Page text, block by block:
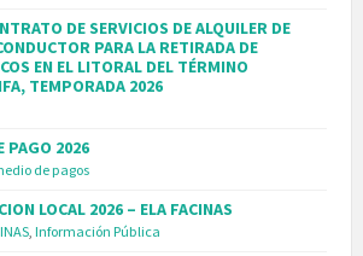
DE SERVICIOS DE ALQUILER DE
PARA LA RETIRADA DE
EN EL LITORAL DEL TÉRMINO
TEMPORADA 2026
PAGO 2026
de pagos
LOCAL 2026 – ELA FACINAS
, Información Pública